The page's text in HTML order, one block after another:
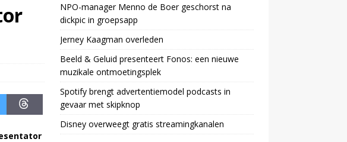
NPO-manager Menno de Boer geschorst na
dickpic in groepsapp
Jerney Kaagman overleden
Beeld & Geluid presenteert Fonos: een nieuwe
muzikale ontmoetingsplek
Spotify brengt advertentiemodel podcasts in
gevaar met skipknop
Disney overweegt gratis streamingkanalen